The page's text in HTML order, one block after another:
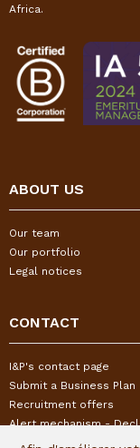
Africa.
ABOUT US
Our team
Our portfolio
Legal notices
CONTACT
I&P's contact page
Submit a Business Plan
Recruitment offers
Alert mechanism -